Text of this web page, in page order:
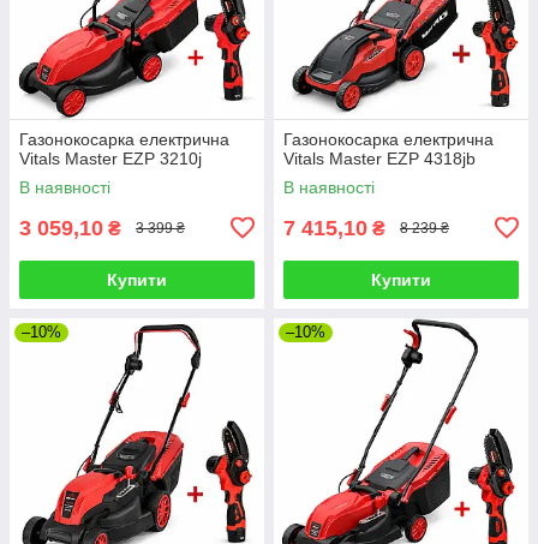
Газонокосарка електрична
Vitals Master EZP 3210j
В наявності
3 059,10 ₴ 3 399 ₴
Купити
Газонокосарка електрична
Vitals Master EZP 4318jb
В наявності
7 415,10 ₴ 8 239 ₴
Купити
–10% –10%